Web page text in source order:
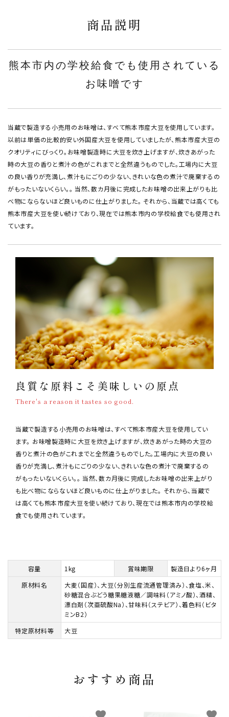
商品説明
熊本市内の学校給食でも使用されている
お味噌です
当蔵で製造する小売用のお味噌は、すべて熊本市産大豆を使用しています。
以前は単価の比較的安い外国産大豆を使用していましたが、熊本市産大豆の
クオリティにびっくり。お味噌製造時に大豆を炊き上げますが、炊きあがった
時の大豆の香りと煮汁の色がこれまでと全然違うものでした。工場内に大豆
の良い香りが充満し、煮汁もにごりの少ない、きれいな色の煮汁で廃棄するの
がもったいないくらい。。 当然、数カ月後に完成したお味噌の出来上がりも比
べ物にならないほど良いものに仕上がりました。 それから、当蔵では高くても
熊本市産大豆を使い続けており、現在では熊本市内の学校給食でも使用され
ています。
良質な原料こそ美味しいの原点
There's a reason it tastes so good.
当蔵で製造する小売用のお味噌は、すべて熊本市産大豆を使用してい
ます。 お味噌製造時に大豆を炊き上げますが、炊きあがった時の大豆の
香りと煮汁の色がこれまでと全然違うものでした。工場内に大豆の良い
香りが充満し、煮汁もにごりの少ない、きれいな色の煮汁で廃棄するの
がもったいないくらい。。 当然、数カ月後に完成したお味噌の出来上がり
も比べ物にならないほど良いものに仕上がりました。 それから、当蔵で
は高くても熊本市産大豆を使い続けており、現在では熊本市内の学校給
食でも使用されています。
容量 1kg 賞味期限
製造日より6ヶ月
原材料名
大麦（国産）、大豆（分別生産流通管理済み）、食塩、米、
砂糖混合ぶどう糖果糖液糖／調味料（アミノ酸）、酒精、
漂白剤（次亜硫酸Na）、甘味料（ステビア）、着色料（ビタ
ミンB2）
特定原材料等
大豆
おすすめ商品